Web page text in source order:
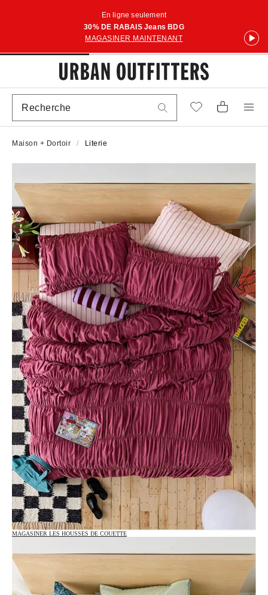
En ligne seulement
30% DE RABAIS Jeans BDG
MAGASINER MAINTENANT
Maison + Dortoir Literie
MAGASINER LES HOUSSES DE COUETTE